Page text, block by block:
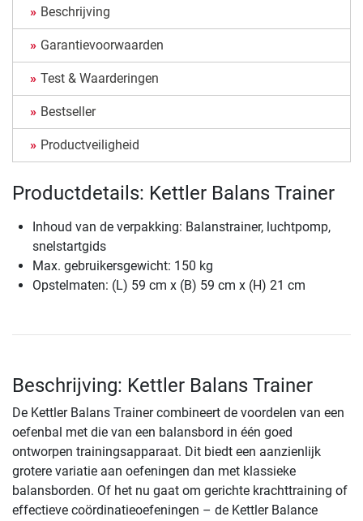
Beschrijving
Garantievoorwaarden
Test & Waarderingen
Bestseller
Productveiligheid
Productdetails: Kettler Balans Trainer
Inhoud van de verpakking: Balanstrainer, luchtpomp,
snelstartgids
Max. gebruikersgewicht: 150 kg
Opstelmaten: (L) 59 cm x (B) 59 cm x (H) 21 cm
Beschrijving: Kettler Balans Trainer
De Kettler Balans Trainer combineert de voordelen van een
oefenbal met die van een balansbord in één goed
ontworpen trainingsapparaat. Dit biedt een aanzienlijk
grotere variatie aan oefeningen dan met klassieke
balansborden. Of het nu gaat om gerichte krachttraining of
effectieve coördinatieoefeningen – de Kettler Balance